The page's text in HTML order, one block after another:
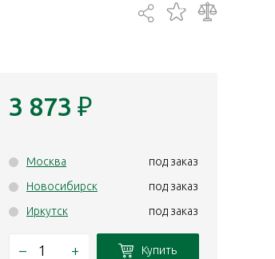
3 873 ₽
Москва
под заказ
Новосибирск
под заказ
Иркутск
под заказ
– + Купить